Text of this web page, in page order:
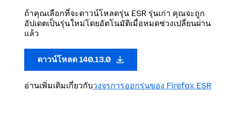
ถ้าคุณเลือกที่จะดาวน์โหลดรุ่น ESR รุ่นเก่า คุณจะถูก
อัปเดตเป็นรุ่นใหม่โดยอัตโนมัติเมื่อหมดช่วงเปลี่ยนผ่าน
แล้ว
ดาวน์โหลด 140.13.0
อ่านเพิ่มเติมเกี่ยวกับวงจรการออกรุ่นของ Firefox ESR